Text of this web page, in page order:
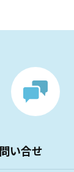
い合せ